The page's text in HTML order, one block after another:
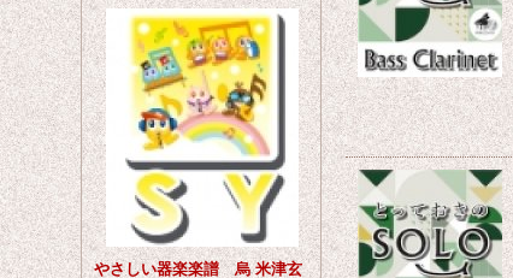
やさしい器楽楽譜 烏 米津玄